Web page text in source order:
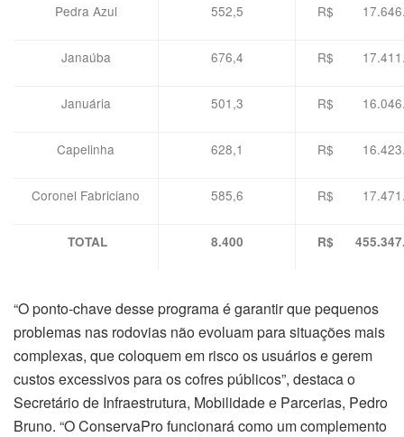
Pedra Azul 552,5 R$
Janaúba 676,4 R$
Januária 501,3 R$
Capelinha 628,1 R$
Coronel Fabriciano 585,6 R$
TOTAL 8.400 R$
“O ponto-chave desse programa é garantir que pequenos
problemas nas rodovias não evoluam para situações mais
complexas, que coloquem em risco os usuários e gerem
custos excessivos para os cofres públicos”, destaca o
Secretário de Infraestrutura, Mobilidade e Parcerias, Pedro
Bruno. “O ConservaPro funcionará como um complemento